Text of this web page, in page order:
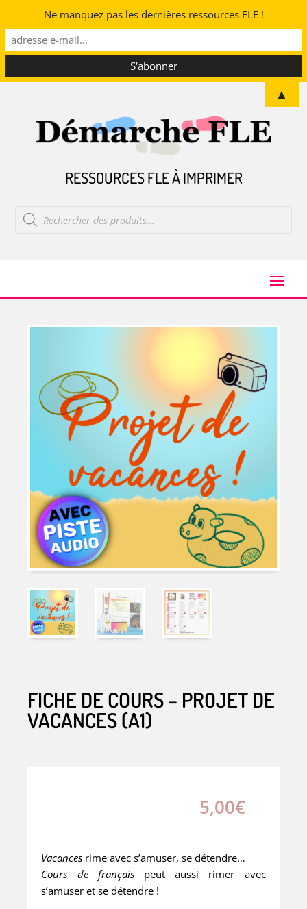
RESSOURCES FLE À IMPRIMER
Recherche
de
produits
FICHE DE COURS – PROJET DE
VACANCES (A1)
5,00€
Vacances rime avec s’amuser, se détendre…
Cours de françaispeut aussi rimer avec
s’amuser et se détendre !
Ne manquez pas les dernières ressources FLE !
▲